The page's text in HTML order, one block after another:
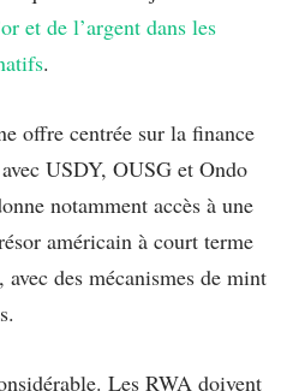
et de l’argent dans les
.
offre centrée sur la finance
USDY, OUSG et Ondo
notamment accès à une
américain à court terme
des mécanismes de mint
Les RWA doivent